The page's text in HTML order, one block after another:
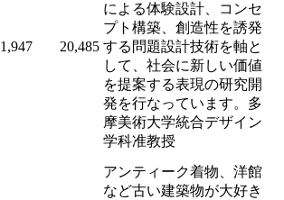
1,947 20,485
による体験設計、コンセ
プト構築、創造性を誘発
する問題設計技術を軸と
して、社会に新しい価値
を提案する表現の研究開
発を行なっています。多
摩美術大学統合デザイン
学科准教授
アンティーク着物、洋館
など古い建築物が大好き